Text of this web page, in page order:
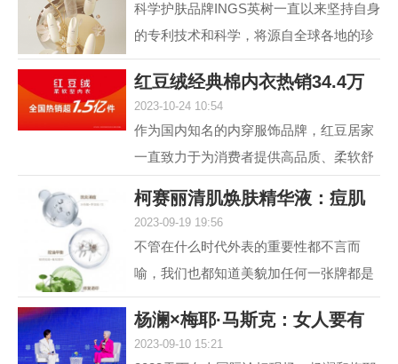
科学护肤品牌INGS英树一直以来坚持自身
的专利技术和科学，将源自全球各地的珍
贵自然原料，转化为安全高效的护肤配
方，不断解锁肌肤自身...
红豆绒经典棉内衣热销34.4万
2023-10-24 10:54
作为国内知名的内穿服饰品牌，红豆居家
一直致力于为消费者提供高品质、柔软舒
作为红豆居家的核心...
柯赛丽清肌焕肤精华液：痘肌
2023-09-19 19:56
不管在什么时代外表的重要性都不言而
喻，我们也都知道美貌加任何一张牌都是
王炸，但很多人却因为脸上的痘痘或痘印
而封印了颜值，在变美...
杨澜×梅耶·马斯克：女人要有
2023-09-10 15:21